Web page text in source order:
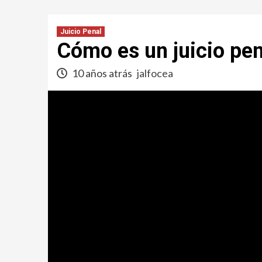
Juicio Penal
Cómo es un juicio
10 años atrás jalfocea